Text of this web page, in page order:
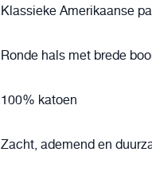
Klassieke Amerikaanse
Ronde hals met brede
100% katoen
Zacht, ademend en